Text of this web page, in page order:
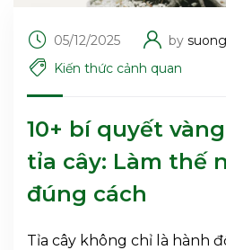
05/12/2025 by
Kiến thức cảnh quan
10+ bí quyết
tỉa cây: Làm thế
đúng cách
Tỉa cây không chỉ là hành